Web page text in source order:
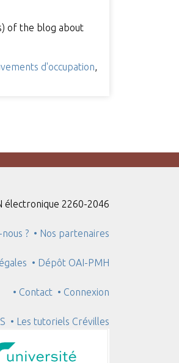
of the blog about
d'occupation
électronique 2260-2046
? • Nos partenaires
• Dépôt OAI-PMH
• Contact • Connexion
• Les tutoriels Crévilles